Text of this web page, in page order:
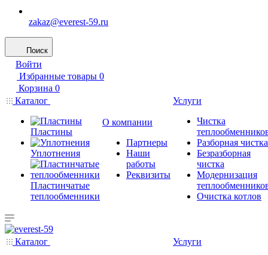
zakaz@everest-59.ru
Поиск
Войти
Избранные товары 0
Корзина 0
Каталог
Пластины
Уплотнения
Пластинчатые
теплообменники
О компании
Партнеры
Наши
работы
Реквизиты
Услуги
Чистка
Разборная чистка
Безразборная
чистка
Модернизация
Очистка котлов
Каталог
Услуги